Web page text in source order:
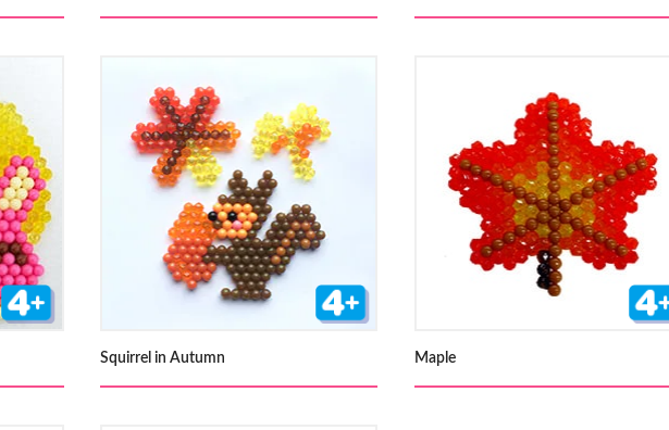
Squirrel in Autumn Maple